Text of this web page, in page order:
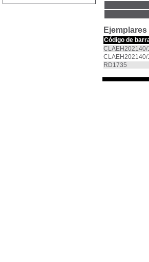
Ejemplares
Código de
CLAEH202140/
CLAEH202140/
RD1735